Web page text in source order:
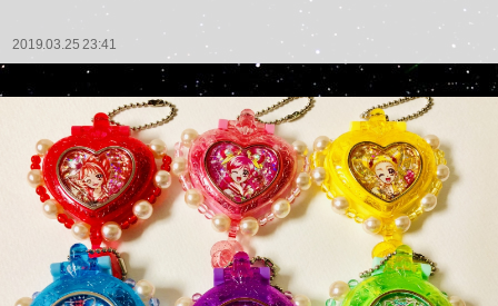
2019.03.25 23:41